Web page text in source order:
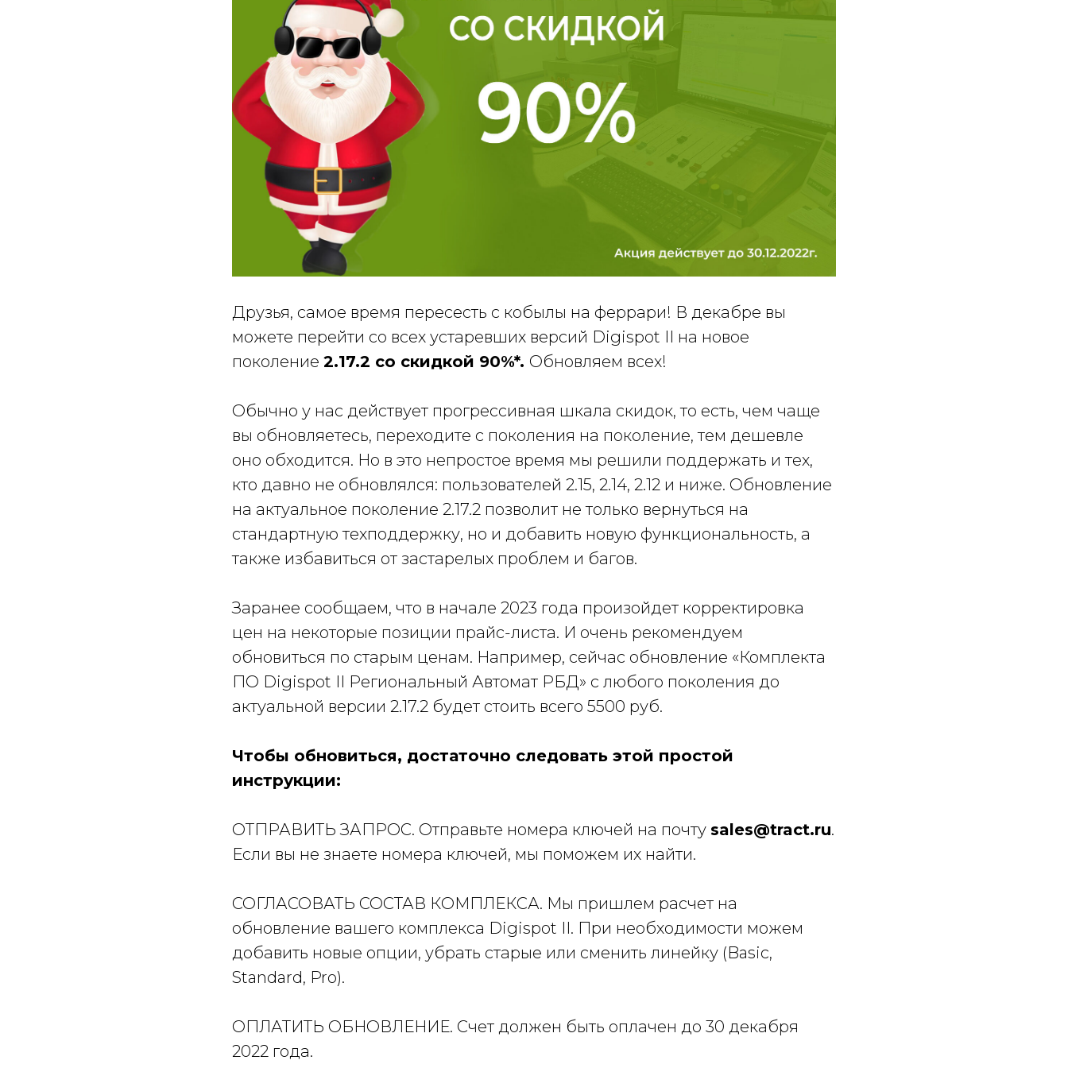
Друзья, самое время пересесть с кобылы на феррари! В декабре вы
можете перейти со всех устаревших версий Digispot II на новое
поколение 2.17.2 со скидкой 90%*. Обновляем всех!
Обычно у нас действует прогрессивная шкала скидок, то есть, чем чаще
вы обновляетесь, переходите с поколения на поколение, тем дешевле
оно обходится. Но в это непростое время мы решили поддержать и тех,
кто давно не обновлялся: пользователей 2.15, 2.14, 2.12 и ниже. Обновление
на актуальное поколение 2.17.2 позволит не только вернуться на
стандартную техподдержку, но и добавить новую функциональность, а
также избавиться от застарелых проблем и багов.
Заранее сообщаем, что в начале 2023 года произойдет корректировка
цен на некоторые позиции прайс-листа. И очень рекомендуем
обновиться по старым ценам. Например, сейчас обновление «Комплекта
ПО Digispot II Региональный Автомат РБД» с любого поколения до
актуальной версии 2.17.2 будет стоить всего 5500 руб.
Чтобы обновиться, достаточно следовать этой простой
инструкции:
ОТПРАВИТЬ ЗАПРОС. Отправьте номера ключей на почту sales@tract.ru.
Если вы не знаете номера ключей, мы поможем их найти.
СОГЛАСОВАТЬ СОСТАВ КОМПЛЕКСА. Мы пришлем расчет на
обновление вашего комплекса Digispot II. При необходимости можем
добавить новые опции, убрать старые или сменить линейку (Basic,
Standard, Pro).
ОПЛАТИТЬ ОБНОВЛЕНИЕ. Счет должен быть оплачен до 30 декабря
2022 года.